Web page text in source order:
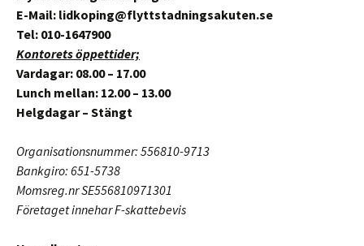
E-Mail: lidkoping@flyttstadningsakuten.se
Tel: 010-1647900
Kontorets öppettider;
Vardagar: 08.00 – 17.00
Lunch mellan: 12.00 – 13.00
Helgdagar – Stängt
Organisationsnummer: 556810-9713
Bankgiro: 651-5738
Momsreg.nr SE556810971301
Företaget innehar F-skattebevis